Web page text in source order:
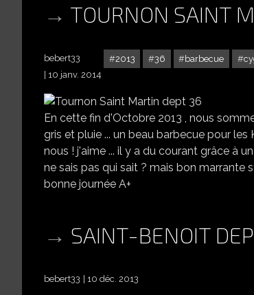
TOURNON SAINT
2013 36 barbecue
bebert33
10 janv. 2014
En cette fin d'Octobre 2013 , nous
gris et pluie ... un beau barbecue pour
nous ! j'aime ... il y a du courant grâce à
ne sais pas qui sait ? mais bon marrante
bonne journée A+
SAINT-BENOIT
bebert33 10 déc. 2013